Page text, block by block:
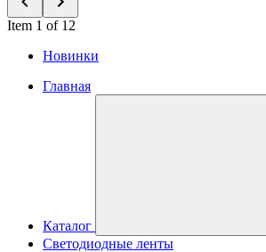
Item 1 of 12
Новинки
Главная
Каталог
Светодиодные ленты